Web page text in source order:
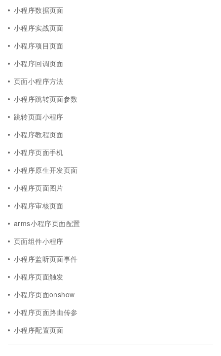
小程序数据页面
小程序实战页面
小程序项目页面
小程序回调页面
页面小程序方法
小程序跳转页面参数
跳转页面小程序
小程序教程页面
小程序页面手机
小程序原生开发页面
小程序页面图片
小程序审核页面
arms小程序页面配置
页面组件小程序
小程序监听页面事件
小程序页面触发
小程序页面onshow
小程序页面路由传参
小程序配置页面